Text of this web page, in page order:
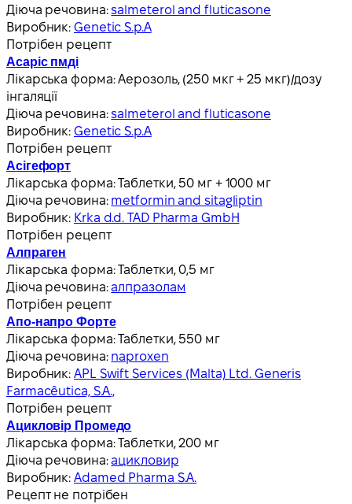
Діюча речовина:salmeterol and fluticasone
Виробник:Genetic S.p.A
Потрібен рецепт
Асаріс пмді
Лікарська форма:Аерозоль, (250 мкг + 25 мкг)/дозу
інгаляції
Діюча речовина:salmeterol and fluticasone
Виробник:Genetic S.p.A
Потрібен рецепт
Асігефорт
Лікарська форма:Таблетки, 50 мг + 1000 мг
Діюча речовина: metformin and sitagliptin
Виробник: Krka d.d. TAD Pharma GmbH
Потрібен рецепт
Алпраген
Лікарська форма:Таблетки, 0,5 мг
Діюча речовина:алпразолам
Потрібен рецепт
Апо-напро Форте
Лікарська форма:Таблетки, 550 мг
Діюча речовина: naproxen
Виробник:APL Swift Services (Malta) Ltd. Generis
Farmacêutica, S.A.,
Потрібен рецепт
Ацикловір Промедо
Лікарська форма:Таблетки, 200 мг
Діюча речовина:ацикловир
Виробник:Adamed Pharma S.A.
Рецепт не потрібен